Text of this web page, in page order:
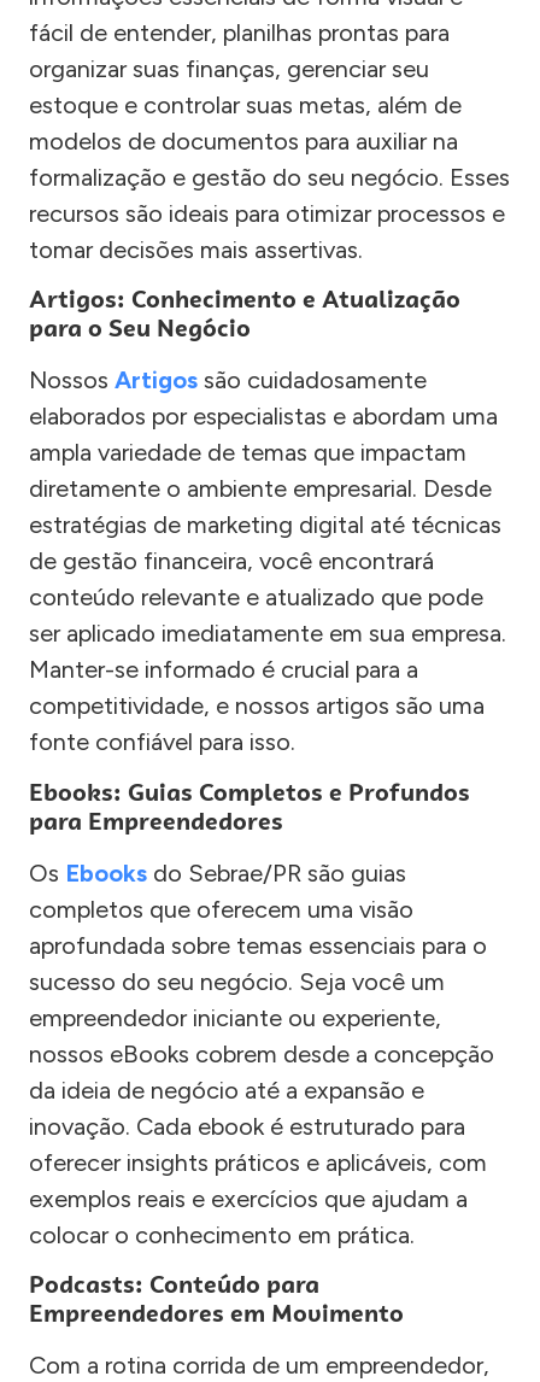
fácil de entender, planilhas prontas para
organizar suas finanças, gerenciar seu
estoque e controlar suas metas, além de
modelos de documentos para auxiliar na
formalização e gestão do seu negócio. Esses
recursos são ideais para otimizar processos e
tomar decisões mais assertivas.
Artigos: Conhecimento e Atualização
para o Seu Negócio
Nossos Artigos são cuidadosamente
elaborados por especialistas e abordam uma
ampla variedade de temas que impactam
diretamente o ambiente empresarial. Desde
estratégias de marketing digital até técnicas
de gestão financeira, você encontrará
conteúdo relevante e atualizado que pode
ser aplicado imediatamente em sua empresa.
Manter-se informado é crucial para a
competitividade, e nossos artigos são uma
fonte confiável para isso.
Ebooks: Guias Completos e Profundos
para Empreendedores
Os Ebooks do Sebrae/PR são guias
completos que oferecem uma visão
aprofundada sobre temas essenciais para o
sucesso do seu negócio. Seja você um
empreendedor iniciante ou experiente,
nossos eBooks cobrem desde a concepção
da ideia de negócio até a expansão e
inovação. Cada ebook é estruturado para
oferecer insights práticos e aplicáveis, com
exemplos reais e exercícios que ajudam a
colocar o conhecimento em prática.
Podcasts: Conteúdo para
Empreendedores em Movimento
Com a rotina corrida de um empreendedor,